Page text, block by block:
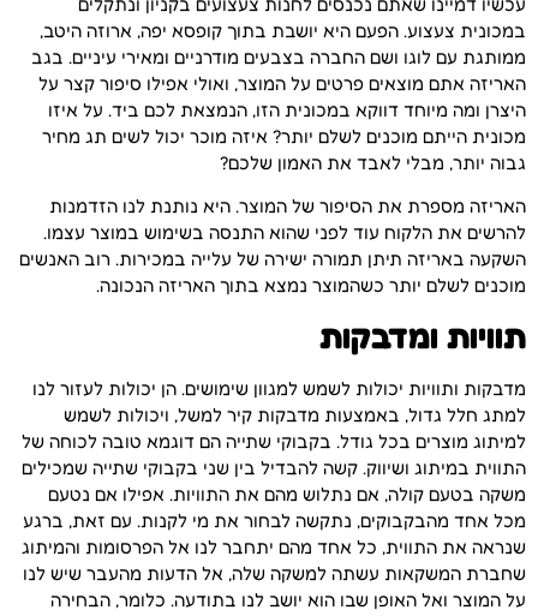
במכונית צעצוע. הפעם היא יושבת בתוך קופסא יפה, ארוזה היטב,
ממותגת עם לוגו ושם החברה בצבעים מודרניים ומאירי עיניים. בגב
האריזה אתם מוצאים פרטים על המוצר, ואולי אפילו סיפור קצר על
היצרן ומה מיוחד דווקא במכונית הזו, הנמצאת לכם ביד. על איזו
מכונית הייתם מוכנים לשלם יותר? איזה מוכר יכול לשים תג מחיר
גבוה יותר, מבלי לאבד את האמון שלכם?
האריזה מספרת את הסיפור של המוצר. היא נותנת לנו הזדמנות
להרשים את הלקוח עוד לפני שהוא התנסה בשימוש במוצר עצמו.
השקעה באריזה תיתן תמורה ישירה של עלייה במכירות. רוב האנשים
מוכנים לשלם יותר כשהמוצר נמצא בתוך האריזה הנכונה.
תוויות ומדבקות
מדבקות ותוויות יכולות לשמש למגוון שימושים. הן יכולות לעזור לנו
למתג חלל גדול, באמצעות מדבקות קיר למשל, ויכולות לשמש
למיתוג מוצרים בכל גודל. בקבוקי שתייה הם דוגמא טובה לכוחה של
התווית במיתוג ושיווק. קשה להבדיל בין שני בקבוקי שתייה שמכילים
משקה בטעם קולה, אם נתלוש מהם את התוויות. אפילו אם נטעם
מכל אחד מהבקבוקים, נתקשה לבחור את מי לקנות. עם זאת, ברגע
שנראה את התווית, כל אחד מהם יתחבר לנו אל הפרסומות והמיתוג
שחברת המשקאות עשתה למשקה שלה, אל הדעות מהעבר שיש לנו
על המוצר ואל האופן שבו הוא יושב לנו בתודעה. כלומר, הבחירה